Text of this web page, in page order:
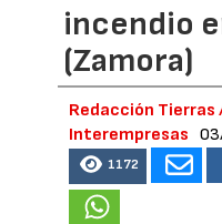
incendio
(Zamora)
Redacción Tierras
Interempresas
1172